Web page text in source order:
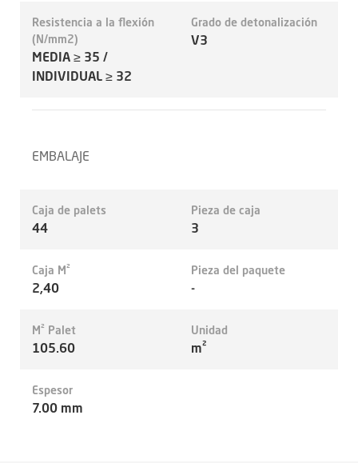
Resistencia a la flexión
(N/mm2)
MEDIA ≥ 35 /
INDIVIDUAL ≥ 32
Grado de detonalización
V3
EMBALAJE
Caja de palets
44
Pieza de caja
3
Caja M²
2,40
Pieza del paquete
-
M² Palet
105.60
Unidad
m²
Espesor
7.00 mm